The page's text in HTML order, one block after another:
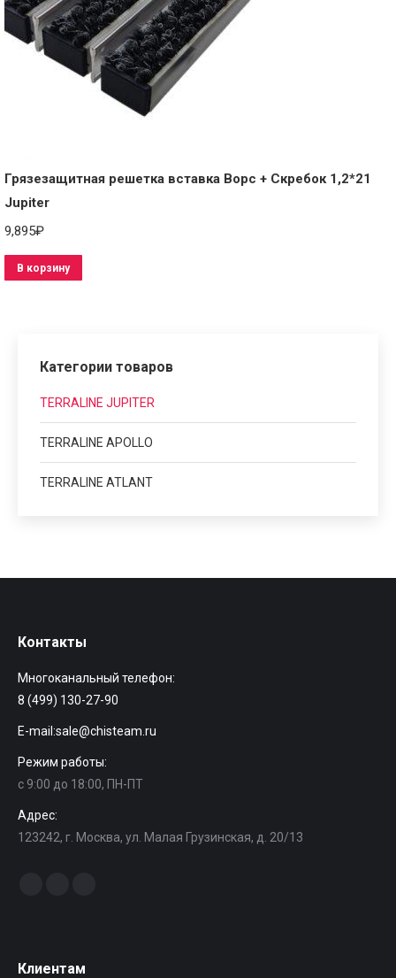
Грязезащитная решетка вставка Ворс + Скребок 1,2*21
Jupiter
9,895₽
В корзину
Категории товаров
TERRALINE JUPITER
TERRALINE APOLLO
TERRALINE ATLANT
Контакты
Многоканальный телефон:
8 (499) 130-27-90
E-mail:sale@chisteam.ru
Режим работы:
с 9:00 до 18:00, ПН-ПТ
Адрес:
123242, г. Москва, ул. Малая Грузинская, д. 20/13
Клиентам